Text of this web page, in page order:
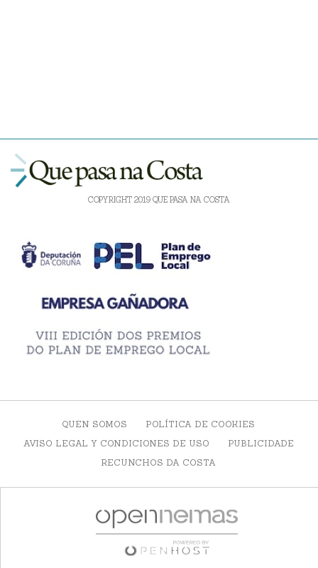
COPYRIGHT 2019 QUE PASA NA COSTA
QUEN SOMOS
POLÍTICA DE COOKIES
AVISO LEGAL Y CONDICIONES DE USO
PUBLICIDADE
RECUNCHOS DA COSTA